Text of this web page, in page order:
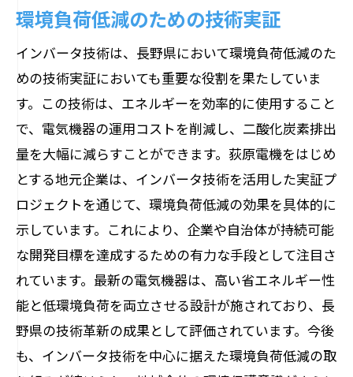
環境負荷低減のための技術実証
インバータ技術は、長野県において環境負荷低減のた
めの技術実証においても重要な役割を果たしていま
す。この技術は、エネルギーを効率的に使用すること
で、電気機器の運用コストを削減し、二酸化炭素排出
量を大幅に減らすことができます。荻原電機をはじめ
とする地元企業は、インバータ技術を活用した実証プ
ロジェクトを通じて、環境負荷低減の効果を具体的に
示しています。これにより、企業や自治体が持続可能
な開発目標を達成するための有力な手段として注目さ
れています。最新の電気機器は、高い省エネルギー性
能と低環境負荷を両立させる設計が施されており、長
野県の技術革新の成果として評価されています。今後
も、インバータ技術を中心に据えた環境負荷低減の取